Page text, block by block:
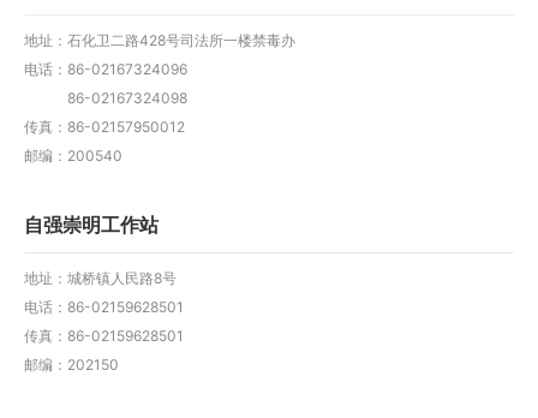
地址：石化卫二路428号司法所一楼禁毒办
电话：86-02167324096
86-02167324098
传真：86-02157950012
邮编：200540
自强崇明工作站
地址：城桥镇人民路8号
电话：86-02159628501
传真：86-02159628501
邮编：202150